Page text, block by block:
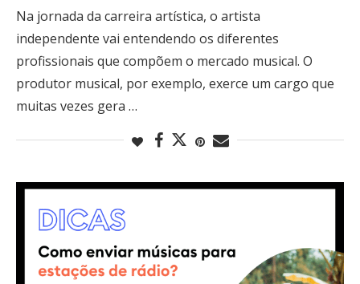
Na jornada da carreira artística, o artista
independente vai entendendo os diferentes
profissionais que compõem o mercado musical. O
produtor musical, por exemplo, exerce um cargo que
muitas vezes gera …